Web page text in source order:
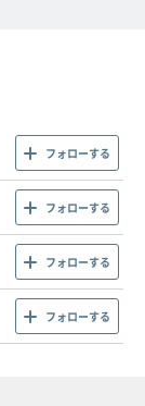
フォローする
フォローする
フォローする
フォローする